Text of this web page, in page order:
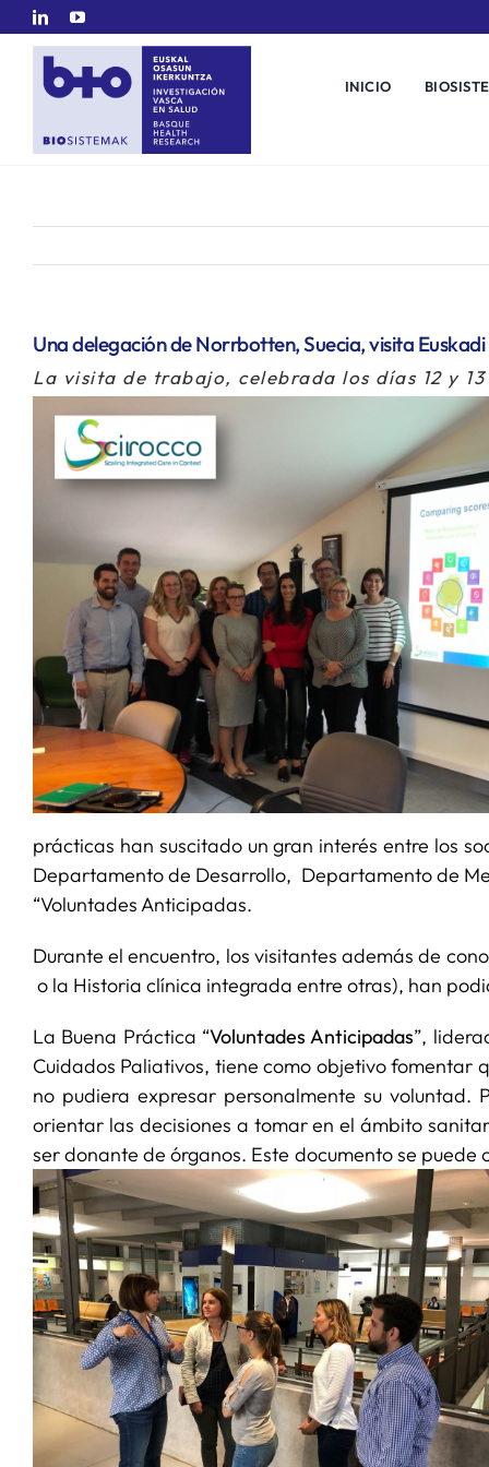
Saltar
contenido
INICIO
Una delegación de Norrbotten, Suecia, visita
La visita de trabajo, celebrada los días 12 y
prácticas han suscitado un gran interés entre los
Departamento de Desarrollo, Departamento de
“Voluntades Anticipadas.
Durante el encuentro, los visitantes además de
o la Historia clínica integrada entre otras), han
La Buena Práctica “Voluntades Anticipadas”,
Cuidados Paliativos, tiene como objetivo fomentar
no pudiera expresar personalmente su
orientar las decisiones a tomar en el ámbito
ser donante de órganos. Este documento se